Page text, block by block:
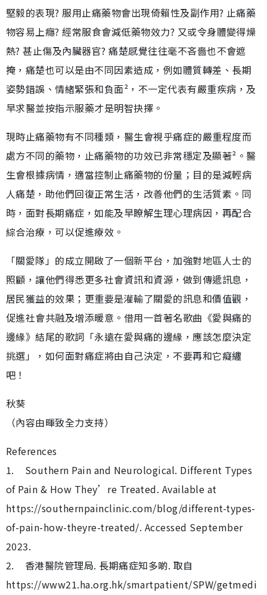
堅毅的表現? 服用止痛藥物會出現倚賴性及副作用? 止痛藥
物容易上癮? 經常服食會減低藥物效力? 又或令身體變得燥
熱? 甚止傷及內臟器官? 痛楚感覺往往毫不吝嗇也不會遮
掩，痛楚也可以是由不同因素造成，例如體質轉差、長期
姿勢錯誤、情緒緊張和負面²，不一定代表有嚴重疾病，及
早求醫並按指示服藥才是明智抉擇。
現時止痛藥物有不同種類，醫生會視乎痛症的嚴重程度而
處方不同的藥物，止痛藥物的功效已非常穩定及顯著²。醫
生會根據病情，適當控制止痛藥物的份量；目的是減輕病
人痛楚，助他們回復正常生活，改善他們的生活質素。同
時，面對長期痛症，如能及早瞭解生理心理病因，再配合
綜合治療，可以促進療效。
「關愛隊」的成立開啟了一個新平台，加強對地區人士的
照顧，讓他們得悉更多社會資訊和資源，做到傳遞訊息，
居民獲益的效果；更重要是灌輸了關愛的訊息和價值觀，
促進社會共融及增添暖意。借用一首著名歌曲《愛與痛的
邊緣》結尾的歌詞「永遠在愛與痛的邊緣，應該怎麼決定
挑選」，如何面對痛症將由自己決定，不要再和它癡纏
吧！
秋葵
（內容由暉致全力支持）
References
1. Southern Pain and Neurological. Different Types
of Pain & How They’re Treated. Available at
https://southernpainclinic.com/blog/different-types-
of-pain-how-theyre-treated/. Accessed September
2023.
2. 香港醫院管理局. 長期痛症知多啲. 取自
https://www21.ha.org.hk/smartpatient/SPW/getmedi